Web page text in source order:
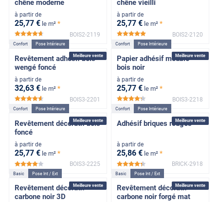
chêne moderne
à partir de
25,77 € le m² *
*****
BOIS2-2119
chêne vieilli
à partir de
25,77 € le m² *
BOIS2-2120
Meilleure vente
Confort Pose Intérieure
Revêtement adhésif bois
wengé foncé
à partir de
32,63 € le m² *
*****
BOIS3-2201
Meilleure vente
Confort Pose Intérieure
Papier adhésif meuble
bois noir
à partir de
25,77 € le m² *
*****
BOIS3-2218
Meilleure vente
Confort Pose Intérieure
Revêtement décoratif bois
foncé
à partir de
25,77 € le m² *
*****
BOIS3-2225
Meilleure vente
Confort Pose Intérieure
Adhésif briques rouges
à partir de
25,86 € le m² *
*****
BRICK-2918
Meilleure vente
Basic Pose Int / Ext
Revêtement décoratif
carbone noir 3D
Meilleure vente
Basic Pose Int / Ext
Revêtement décoratif
carbone noir forgé mat